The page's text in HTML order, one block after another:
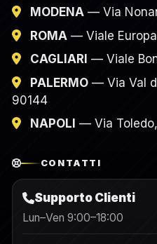
MODENA — Via
ROMA — Viale
CAGLIARI — Viale
PALERMO — Via Val
90144
NAPOLI — Via
CONTATTI
Supporto Clienti
Lun–Ven 9:00–18:00